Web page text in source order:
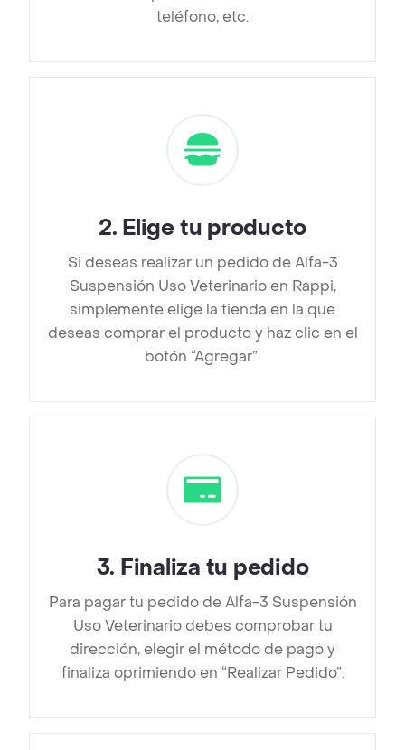
teléfono, etc.
2. Elige tu producto
Si deseas realizar un pedido de Alfa-3
Suspensión Uso Veterinario en Rappi,
simplemente elige la tienda en la que
deseas comprar el producto y haz clic en el
botón “Agregar”.
3. Finaliza tu pedido
Para pagar tu pedido de Alfa-3 Suspensión
Uso Veterinario debes comprobar tu
dirección, elegir el método de pago y
finaliza oprimiendo en “Realizar Pedido”.